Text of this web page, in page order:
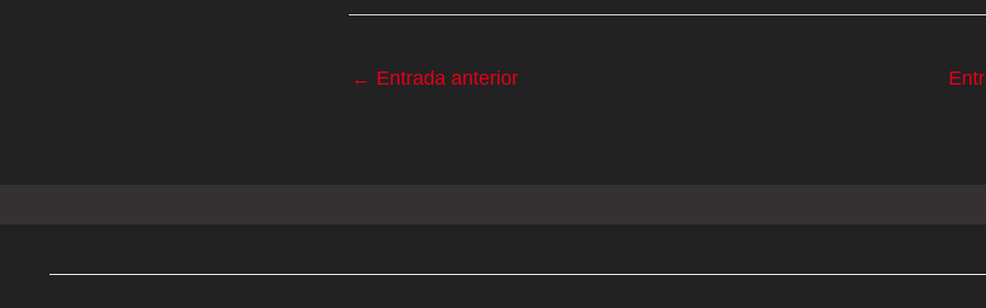
← Entrada anterior